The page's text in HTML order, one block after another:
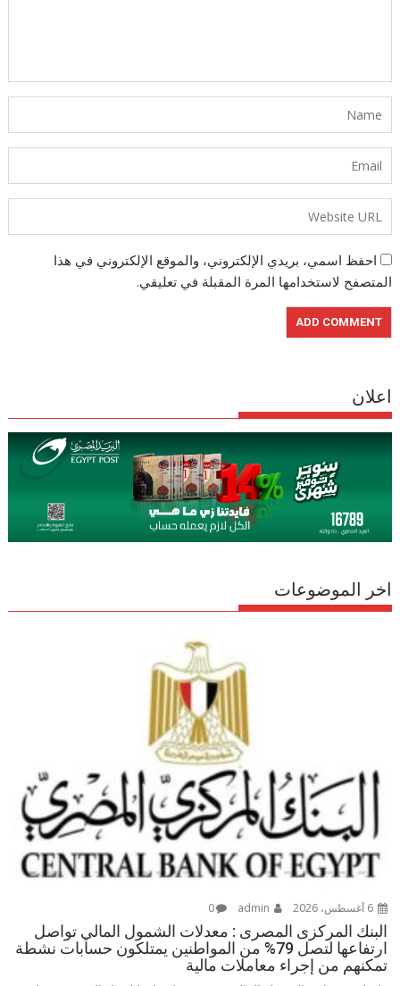
احفظ اسمي، بريدي الإلكتروني، والموقع الإلكتروني في هذا
المتصفح لاستخدامها المرة المقبلة في تعليقي.
اعلان
اخر الموضوعات
6 أغسطس، 2026 0
البنك المركزى المصرى : معدلات الشمول المالي تواصل
ارتفاعها لتصل 79% من المواطنين يمتلكون حسابات نشطة
تمكنهم من إجراء معاملات مالية